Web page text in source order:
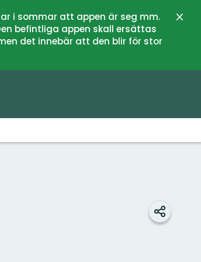
i sommar att appen är seg mm.
befintliga appen skall ersättas
det innebär att den blir för stor
Sulje
Jaa